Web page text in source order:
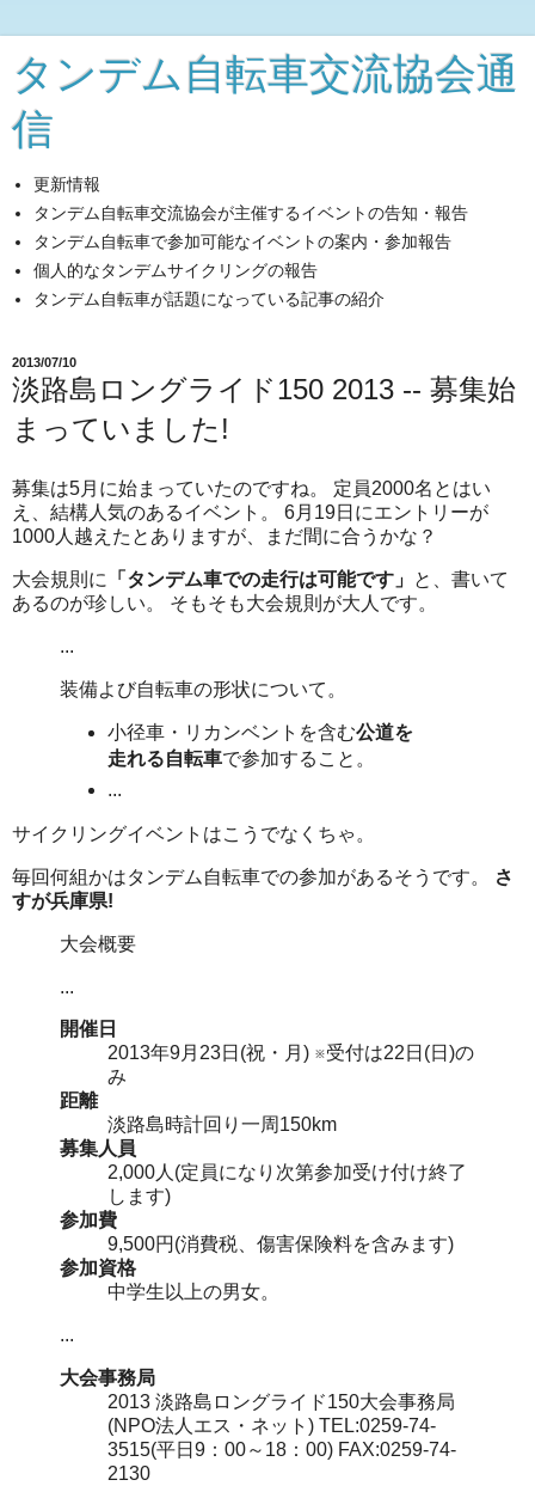
タンデム自転車交流協会通
信
更新情報
タンデム自転車交流協会が主催するイベントの告知・報告
タンデム自転車で参加可能なイベントの案内・参加報告
個人的なタンデムサイクリングの報告
タンデム自転車が話題になっている記事の紹介
2013/07/10
淡路島ロングライド150 2013 -- 募集始
まっていました!
募集は5月に始まっていたのですね。 定員2000名とはい
え、結構人気のあるイベント。 6月19日にエントリーが
1000人越えたとありますが、まだ間に合うかな？
大会規則に 「タンデム車での走行は可能です」 と、書いて
あるのが珍しい。 そもそも大会規則が大人です。
...
装備よび自転車の形状について。
小径車・リカンベントを含む公道を
走れる自転車で参加すること。
...
サイクリングイベントはこうでなくちゃ。
毎回何組かはタンデム自転車での参加があるそうです。
さ
すが兵庫県!
大会概要
...
開催日
2013年9月23日(祝・月) ※受付は22日(日)の
み
距離
淡路島時計回り一周150km
募集人員
2,000人(定員になり次第参加受け付け終了
します)
参加費
9,500円(消費税、傷害保険料を含みます)
参加資格
中学生以上の男女。
...
大会事務局
2013 淡路島ロングライド150大会事務局
(NPO法人エス・ネット) TEL:0259-74-
3515(平日9：00～18：00) FAX:0259-74-
2130